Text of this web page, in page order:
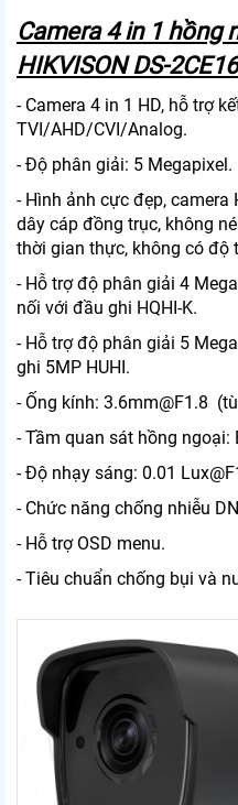
Camera 4 in 1 hồng
HIKVISON DS-
- Camera 4 in 1 HD, hỗ trợ
TVI/AHD/CVI/Analog.
- Độ phân giải: 5 Megapixel.
- Hình ảnh cực đẹp, camera
dây cáp đồng trục, không
thời gian thực, không có độ
- Hỗ trợ độ phân giải 4
nối với đầu ghi HQHI-K.
- Hỗ trợ độ phân giải 5
ghi 5MP HUHI.
- Ống kính: 3.6mm@F1.8
- Tầm quan sát hồng ngoại:
- Độ nhạy sáng: 0.01
- Chức năng chống nhiễu
- Hỗ trợ OSD menu.
- Tiêu chuẩn chống bụi và